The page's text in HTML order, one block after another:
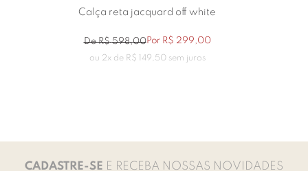
Calça reta jacquard off white
DeR$ 598,00Por R$ 299,00
ou 2x de R$ 149 50sem juros
CADASTRE-SE E RECEBA NOSSAS NOVIDADES